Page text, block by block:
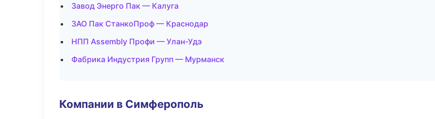
Завод Энерго Пак — Калуга
ЗАО Пак СтанкоПроф — Краснодар
НПП Assembly Профи — Улан-Удэ
Фабрика Индустрия Групп — Мурманск
Компании в Симферополь